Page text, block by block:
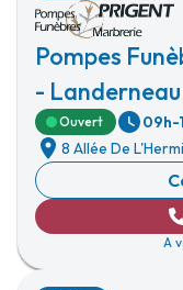
Pompes
- Landerneau
Ouvert 09h-
8 Allée De
A